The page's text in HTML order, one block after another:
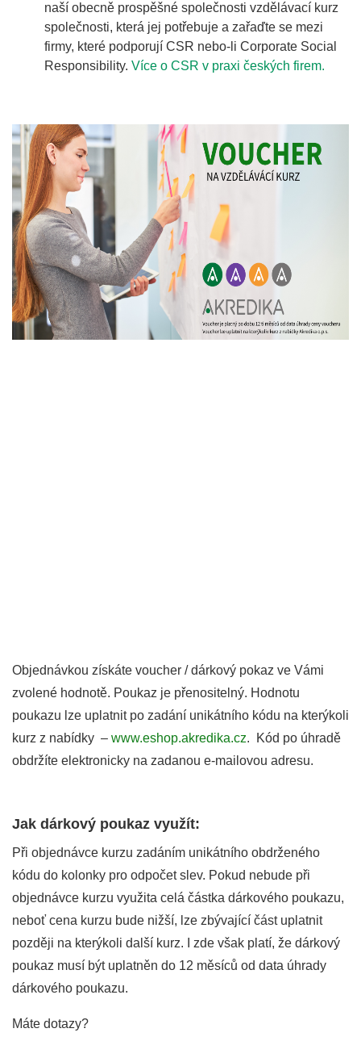
naší obecně prospěšné společnosti vzdělávací kurz
společnosti, která jej potřebuje a zařaďte se mezi
firmy, které podporují CSR nebo-li Corporate Social
Responsibility. Více o CSR v praxi českých firem.
Objednávkou získáte voucher / dárkový pokaz ve Vámi
zvolené hodnotě. Poukaz je přenositelný. Hodnotu
poukazu lze uplatnit po zadání unikátního kódu na kterýkoli
kurz z nabídky – www.eshop.akredika.cz. Kód po úhradě
obdržíte elektronicky na zadanou e-mailovou adresu.
Jak dárkový poukaz využít:
Při objednávce kurzu zadáním unikátního obdrženého
kódu do kolonky pro odpočet slev. Pokud nebude při
objednávce kurzu využita celá částka dárkového poukazu,
neboť cena kurzu bude nižší, lze zbývající část uplatnit
později na kterýkoli další kurz. I zde však platí, že dárkový
poukaz musí být uplatněn do 12 měsíců od data úhrady
dárkového poukazu.
Máte dotazy?